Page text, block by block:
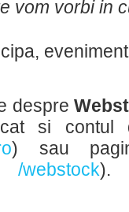
vom vorbi in
despre
si contul
) sau
/webstock).